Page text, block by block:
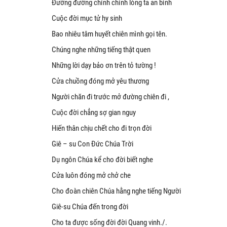
Đường đường chính chính lòng ta an bình
Cuộc đời mục tử hy sinh
Bao nhiêu tâm huyết chiên mình gọi tên.
Chúng nghe những tiếng thật quen
Những lời dạy bảo ơn trên tỏ tường !
Cửa chuồng đóng mở yêu thương
Người chăn đi trước mở đường chiên đi ,
Cuộc đời chẳng sợ gian nguy
Hiến thân chịu chết cho đi trọn đời
Giê – su Con Đức Chúa Trời
Dụ ngôn Chúa kể cho đời biết nghe
Cửa luôn đóng mở chở che
Cho đoàn chiên Chúa hằng nghe tiếng Người
Giê-su Chúa đến trong đời
Cho ta được sống đời đời Quang vinh./.